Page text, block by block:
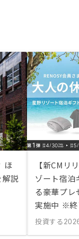
ほ
説
【新CMリ
ゾート宿泊
る豪華プレ
実施中 ※終
投資する